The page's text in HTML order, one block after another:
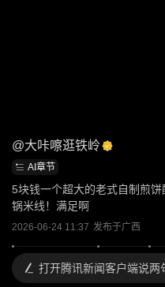
@大咔嚓逛铁岭
AI章节
5块钱一个超大的老式自制煎
锅米线！满足啊
2026-06-24 11:37 发布于广西
打开腾讯新闻客户端说两